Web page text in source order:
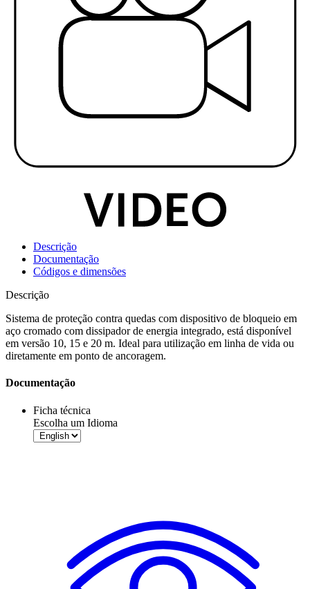
Descrição
Documentação
Códigos e dimensões
Descrição
Sistema de proteção contra quedas com dispositivo de bloqueio em
aço cromado com dissipador de energia integrado, está disponível
em versão 10, 15 e 20 m. Ideal para utilização em linha de vida ou
diretamente em ponto de ancoragem.
Documentação
Ficha técnica
Escolha um Idioma